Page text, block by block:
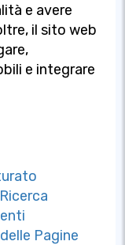
e avere
il sito web
e integrare
Pagine